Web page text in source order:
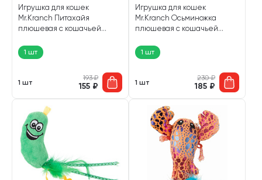
Игрушка для кошек
Mr.Kranch Питахайя
плюшевая с кошачьей
зеленая 19 см (1 шт)
1 шт
1 шт
193₽
155 ₽
Игрушка для кошек
Mr.Kranch Осьминожка
плюшевая с кошачьей
6,5 см (1 шт)
1 шт
1 шт
230₽
185 ₽